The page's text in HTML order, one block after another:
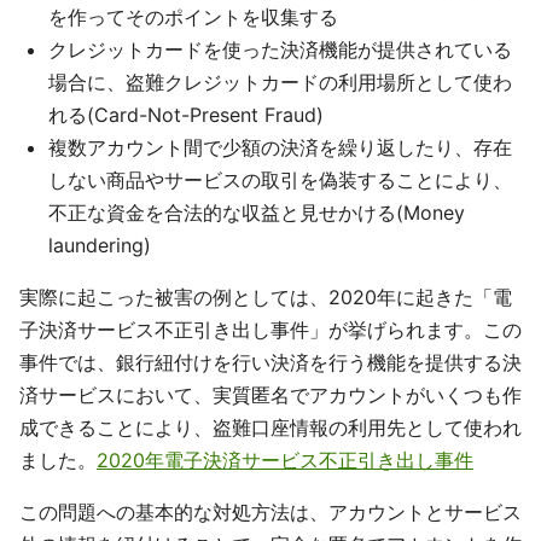
を作ってそのポイントを収集する
クレジットカードを使った決済機能が提供されている
場合に、盗難クレジットカードの利用場所として使わ
れる(Card-Not-Present Fraud)
複数アカウント間で少額の決済を繰り返したり、存在
しない商品やサービスの取引を偽装することにより、
不正な資金を合法的な収益と見せかける(Money
laundering)
実際に起こった被害の例としては、2020年に起きた「電
子決済サービス不正引き出し事件」が挙げられます。この
事件では、銀行紐付けを行い決済を行う機能を提供する決
済サービスにおいて、実質匿名でアカウントがいくつも作
成できることにより、盗難口座情報の利用先として使われ
ました。 2020年電子決済サービス不正引き出し事件
この問題への基本的な対処方法は、アカウントとサービス